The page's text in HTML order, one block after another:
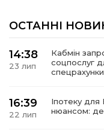
ОСТАННІ
14:38
23 лип
Кабмін
соцпослуг
спецрахунки
16:39
22 лип
Іпотеку
нюансом: